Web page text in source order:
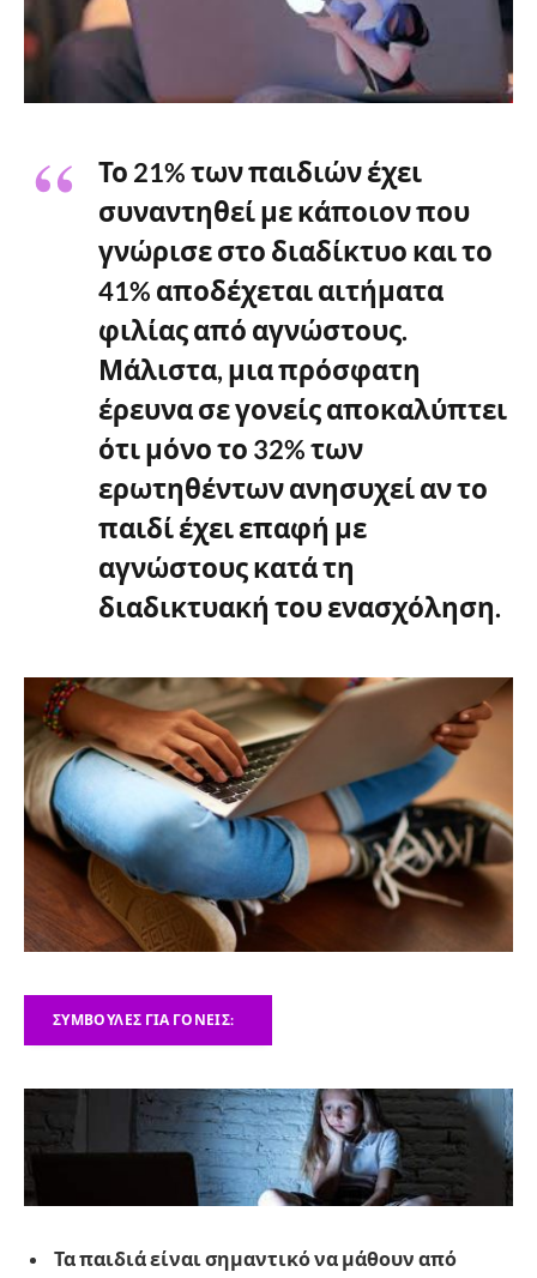
Το 21% των παιδιών έχει
συναντηθεί με κάποιον που
γνώρισε στο διαδίκτυο και το
41% αποδέχεται αιτήματα
φιλίας από αγνώστους.
Μάλιστα, μια πρόσφατη
έρευνα σε γονείς αποκαλύπτει
ότι μόνο το 32% των
ερωτηθέντων ανησυχεί αν το
παιδί έχει επαφή με
αγνώστους κατά τη
διαδικτυακή του ενασχόληση.
ΣΥΜΒΟΥΛΈΣ ΓΙΑ ΓΟΝΕΊΣ:
Τα παιδιά είναι σημαντικό να μάθουν από